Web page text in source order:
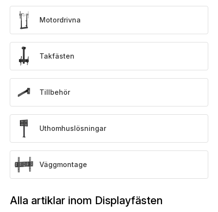
Motordrivna
Takfästen
Tillbehör
Uthomhuslösningar
Väggmontage
Alla artiklar inom Displayfästen